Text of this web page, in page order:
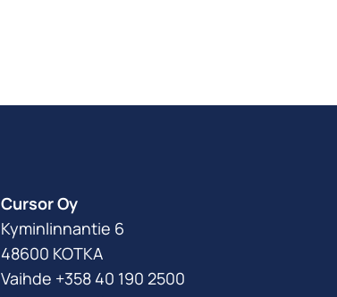
Cursor Oy
Kyminlinnantie 6
48600 KOTKA
Vaihde +358 40 190 2500